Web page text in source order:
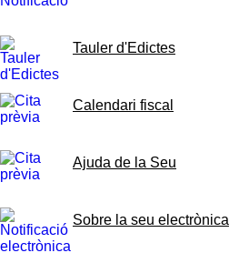
Tauler d'Edictes
Calendari fiscal
Ajuda de la Seu
Sobre la seu electrònica